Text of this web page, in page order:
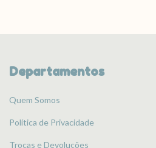
Departamentos
Quem Somos
Política de Privacidade
Trocas e Devoluções